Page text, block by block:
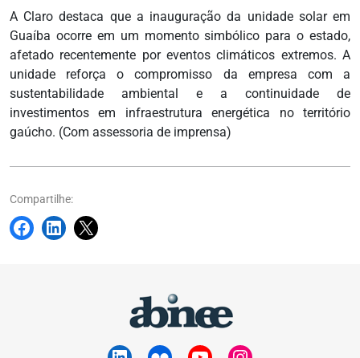
A Claro destaca que a inauguração da unidade solar em
Guaíba ocorre em um momento simbólico para o estado,
afetado recentemente por eventos climáticos extremos. A
unidade reforça o compromisso da empresa com a
sustentabilidade ambiental e a continuidade de
investimentos em infraestrutura energética no território
gaúcho. (Com assessoria de imprensa)
Compartilhe: